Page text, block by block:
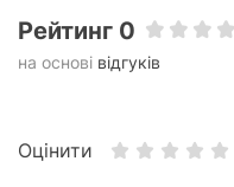
Фізичні характеристики
Колір:
Рейтинг 0
на основі відгуків
Оцінити